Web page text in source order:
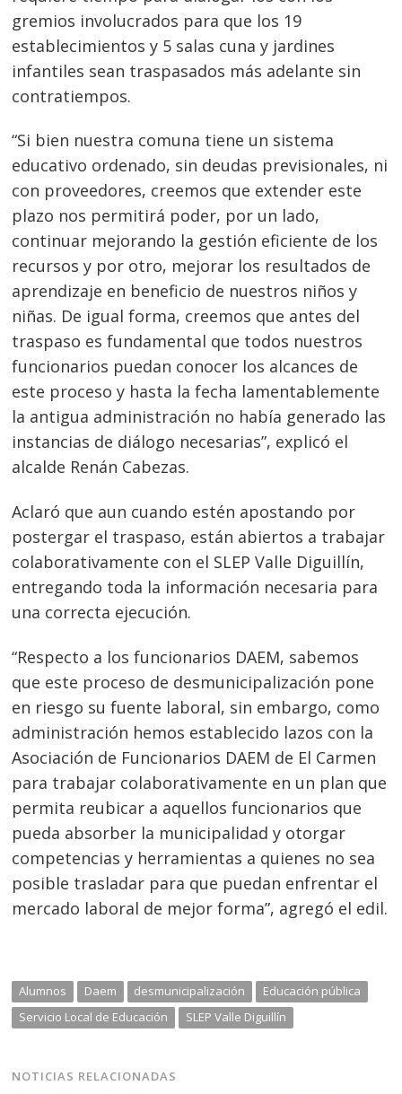
gremios involucrados para que los 19
establecimientos y 5 salas cuna y jardines
infantiles sean traspasados más adelante sin
contratiempos.
“Si bien nuestra comuna tiene un sistema
educativo ordenado, sin deudas previsionales, ni
con proveedores, creemos que extender este
plazo nos permitirá poder, por un lado,
continuar mejorando la gestión eficiente de los
recursos y por otro, mejorar los resultados de
aprendizaje en beneficio de nuestros niños y
niñas. De igual forma, creemos que antes del
traspaso es fundamental que todos nuestros
funcionarios puedan conocer los alcances de
este proceso y hasta la fecha lamentablemente
la antigua administración no había generado las
instancias de diálogo necesarias”, explicó el
alcalde Renán Cabezas.
Aclaró que aun cuando estén apostando por
postergar el traspaso, están abiertos a trabajar
colaborativamente con el SLEP Valle Diguillín,
entregando toda la información necesaria para
una correcta ejecución.
“Respecto a los funcionarios DAEM, sabemos
que este proceso de desmunicipalización pone
en riesgo su fuente laboral, sin embargo, como
administración hemos establecido lazos con la
Asociación de Funcionarios DAEM de El Carmen
para trabajar colaborativamente en un plan que
permita reubicar a aquellos funcionarios que
pueda absorber la municipalidad y otorgar
competencias y herramientas a quienes no sea
posible trasladar para que puedan enfrentar el
mercado laboral de mejor forma”, agregó el edil.
Alumnos Daem desmunicipalización
Educación pública
Servicio Local de Educación
SLEP Valle Diguillín
NOTICIAS RELACIONADAS